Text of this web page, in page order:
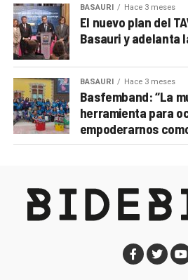
BASAURI Hace 3 meses
El nuevo plan del
Basauri y adelanta
BASAURI Hace 3 meses
Basfemband: “La
herramienta para
empoderarnos